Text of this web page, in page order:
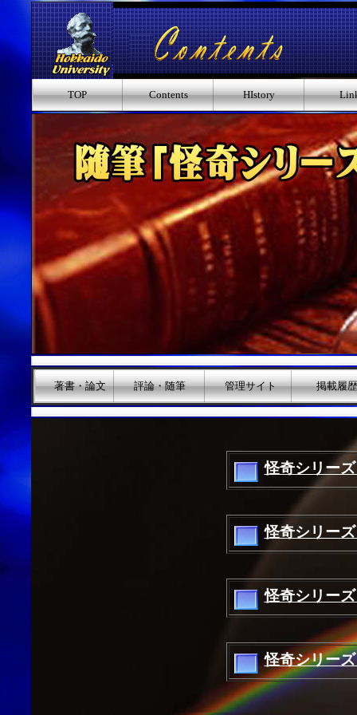
TOP Contents HIstory
著書・論文 評論・随筆 管理サイト 掲載履歴
怪奇シリー
怪奇シリー
怪奇シリー
怪奇シリー